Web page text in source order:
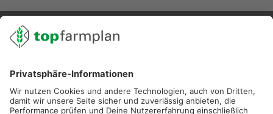
02501 801 44 84
service@topfarmplan.de